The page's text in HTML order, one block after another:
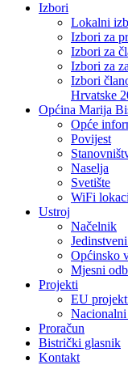
Izbori
Lokalni
Izbori za
Izbori za
Izbori za
Izbori
Hrvatske
Općina Marija
Opće
Povijest
Naselja
Svetište
WiFi
Ustroj
Načelnik
Općinsko
Mjesni
Projekti
EU
Proračun
Bistrički glasnik
Kontakt